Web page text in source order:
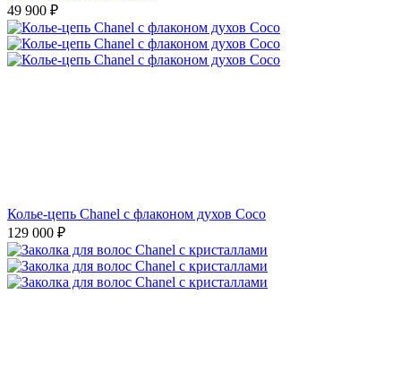
49 900 ₽
Колье-цепь Chanel с флаконом духов Coco
129 000 ₽